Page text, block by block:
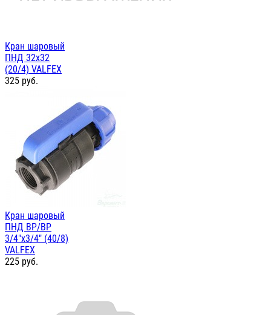
Кран шаровый
ПНД 32х32
(20/4) VALFEX
325 руб.
Кран шаровый
ПНД ВР/ВР
3/4"х3/4" (40/8)
VALFEX
225 руб.